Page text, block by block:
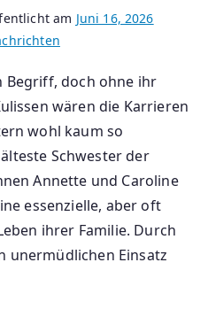
am Juni 16, 2026
Begriff, doch ohne ihr
wären die Karrieren
wohl kaum so
Schwester der
Annette und Caroline
essenzielle, aber oft
ihrer Familie. Durch
unermüdlichen Einsatz